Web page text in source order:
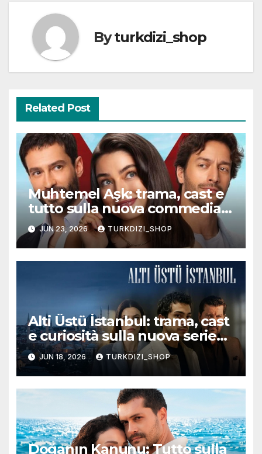
Byturkdizi_shop
Related Post
Muhtemel Aşk: trama, cast e
tutto sulla nuova commedia
romantica turca che
conquisterà il pubblico
JUN 23, 2026 TURKDIZI_SHOP
Alti Üstü İstanbul: trama, cast
e curiosità sulla nuova serie
turca ambientata a Ziyanker
JUN 18, 2026 TURKDIZI_SHOP
Doğanın Kanunu: Tutto sulla